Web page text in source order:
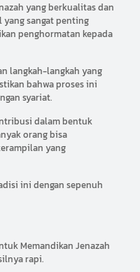
yang berkualitas dan
yang sangat penting
penghormatan kepada
langkah-langkah yang
bahwa proses ini
syariat.
dalam bentuk
orang bisa
yang
ini dengan sepenuh
Memandikan Jenazah
rapi.